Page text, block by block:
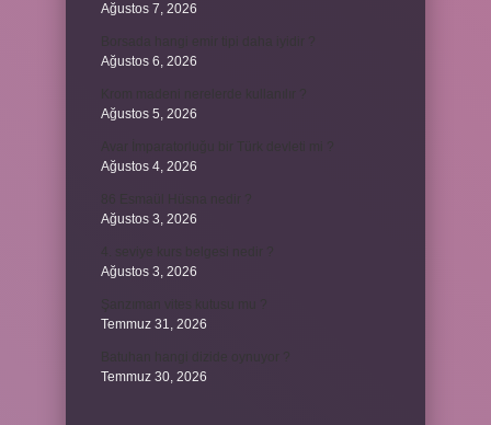
Ağustos 7, 2026
Ağustos 6, 2026
Ağustos 5, 2026
Ağustos 4, 2026
Ağustos 3, 2026
Ağustos 3, 2026
Temmuz 31, 2026
Temmuz 30, 2026